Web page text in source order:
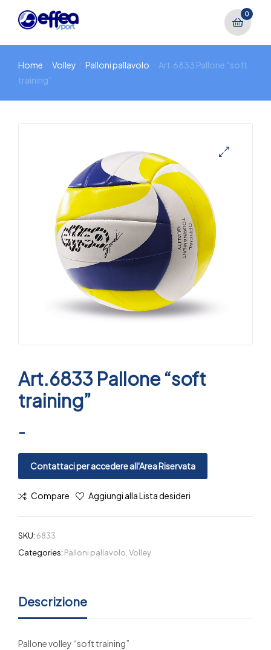
0
Home Volley Palloni pallavolo
Art.6833 Pallone “soft
training”
Art.6833 Pallone “soft
training”
-
Contattaci per accedere all'Area Riservata
Compare Aggiungi alla Lista desideri
SKU: 6833
Categories: Palloni pallavolo,Volley
Descrizione
Pallone volley “soft training”